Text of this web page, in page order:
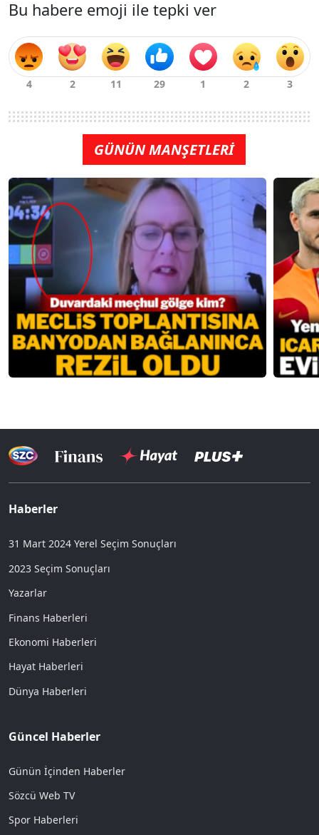
Bu habere emoji ile tepki ver
GÜNÜN MANŞETLERİ
Haberler
31 Mart 2024 Yerel Seçim Sonuçları
2023 Seçim Sonuçları
Yazarlar
Finans Haberleri
Ekonomi Haberleri
Hayat Haberleri
Dünya Haberleri
Güncel Haberler
Günün İçinden Haberler
Sözcü Web TV
Spor Haberleri